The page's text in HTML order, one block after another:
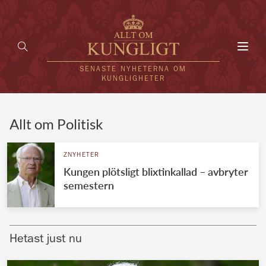
SENASTE NYHETERNA OM
KUNGLIGHETER
UTLÄNDSKT
VÄRLDENS KUNGAHUS
Brittiska kungahuset
Allt om Politisk
ZNYHETER
Kungen plötsligt blixtinkallad – avbryter
semestern
Hetast just nu